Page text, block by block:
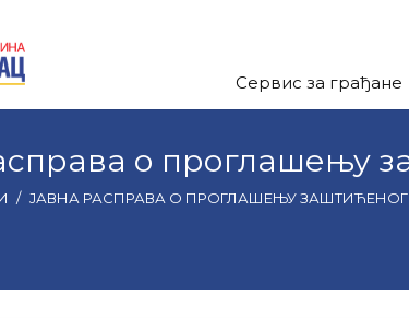
Сервис за грађане
о проглашењу
/ ЈАВНА РАСПРАВА О ПРОГЛАШЕЊУ ЗАШТИЋЕНОГ